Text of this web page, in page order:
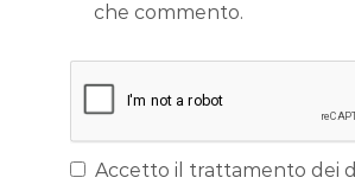
che commento.
Accetto il trattamento dei